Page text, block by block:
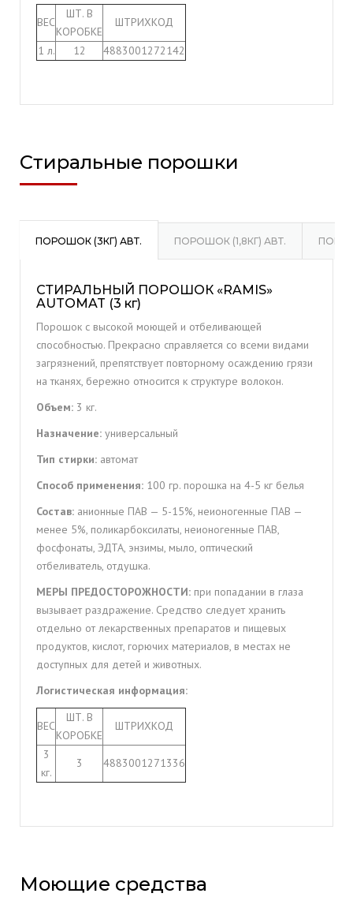
ВЕС
ШТ. В
КОРОБКЕ
ШТРИХКОД
1 л.
12 4883001272142
Стиральные порошки
ПОРОШОК (3КГ) АВТ. ПОРОШОК (1,8КГ) АВТ.
СТИРАЛЬНЫЙ ПОРОШОК «RAMIS»
AUTOMAT (3 кг)
Порошок с высокой моющей и отбеливающей
способностью. Прекрасно справляется со всеми видами
загрязнений, препятствует повторному осаждению грязи
на тканях, бережно относится к структуре волокон.
Объем: 3 кг.
Назначение: универсальный
Тип стирки: автомат
Способ применения: 100 гр. порошка на 4-5 кг белья
Состав: анионные ПAB — 5-15%, неионогенные ПАВ —
менее 5%, поликарбоксилаты, неионогенные ПAB,
фосфонаты, ЭДТА, энзимы, мыло, оптический
отбеливатель, отдушка.
МЕРЫ ПРЕДОСТОРОЖНОСТИ: при попадании в глаза
вызывает раздражение. Средство следует хранить
отдельно от лекарственных препаратов и пищевых
продуктов, кислот, горючих материалов, в местах не
доступных для детей и животных.
Логистическая информация:
ВЕС
ШТ. В
КОРОБКЕ
ШТРИХКОД
3
кг.
3 4883001271336
Моющие средства